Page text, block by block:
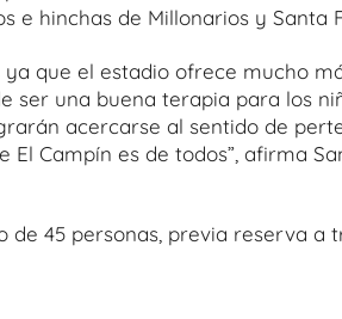
e hinchas de Millonarios y Santa
que el estadio ofrece mucho
ser una buena terapia para los
acercarse al sentido de
Campín es de todos”, afirma
45 personas, previa reserva a